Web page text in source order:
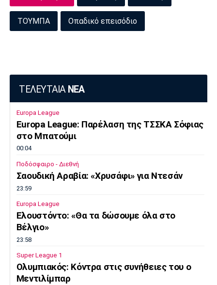
Πόρτο Μπενφίκα
ΤΟΥΜΠΑ Οπαδικό επεισόδιο
ΤΕΛΕΥΤΑΙΑ ΝΕΑ
Europa League
Europa League: Παρέλαση της ΤΣΣΚΑ Σόφιας
στο Μπατούμι
00:04
Ποδόσφαιρο - Διεθνή
Σαουδική Αραβία: «Χρυσάφι» για Ντεσάν
23:59
Europa League
Ελουστόντο: «Θα τα δώσουμε όλα στο
Βέλγιο»
23:58
Super League 1
Ολυμπιακός: Κόντρα στις συνήθειες του ο
Μεντιλίμπαρ